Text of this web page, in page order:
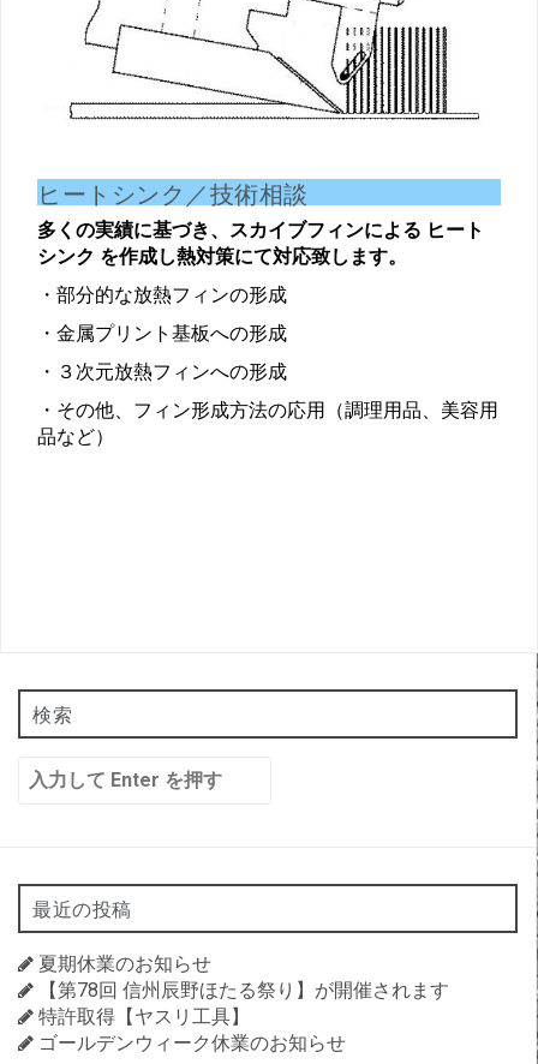
ヒートシンク／技術相談
多くの実績に基づき、スカイブフィンによる ヒート
シンク を作成し熱対策にて対応致します。
・部分的な放熱フィンの形成
・金属プリント基板への形成
・３次元放熱フィンへの形成
・その他、フィン形成方法の応用（調理用品、美容用
品など）
検索
検
索:
最近の投稿
夏期休業のお知らせ
【第78回 信州辰野ほたる祭り】が開催されます
特許取得【ヤスリ工具】
ゴールデンウィーク休業のお知らせ